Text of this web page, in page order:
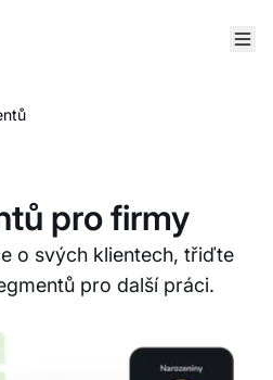
pro firmy
o svých klientech, třiďte
pro další práci.